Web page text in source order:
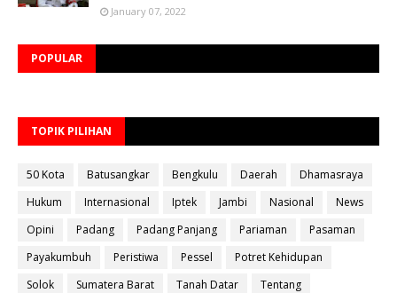
January 07, 2022
POPULAR
TOPIK PILIHAN
50 Kota Batusangkar Bengkulu Daerah
Dhamasraya
Hukum
Internasional Iptek Jambi Nasional
News
Opini
Padang Padang Panjang Pariaman
Pasaman
Payakumbuh
Peristiwa Pessel
Potret Kehidupan
Solok
Sumatera Barat Tanah Datar
Tentang